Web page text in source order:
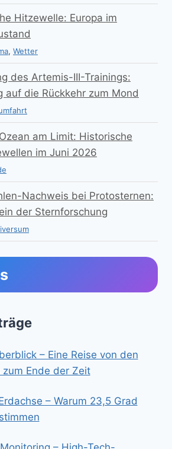
Hitzewelle: Europa im
, Wetter
des Artemis-III-Trainings:
auf die Rückkehr zum Mond
am Limit: Historische
im Juni 2026
Nachweis bei Protosternen:
der Sternforschung
– Eine Reise von den
Ende der Zeit
– Warum 23,5 Grad